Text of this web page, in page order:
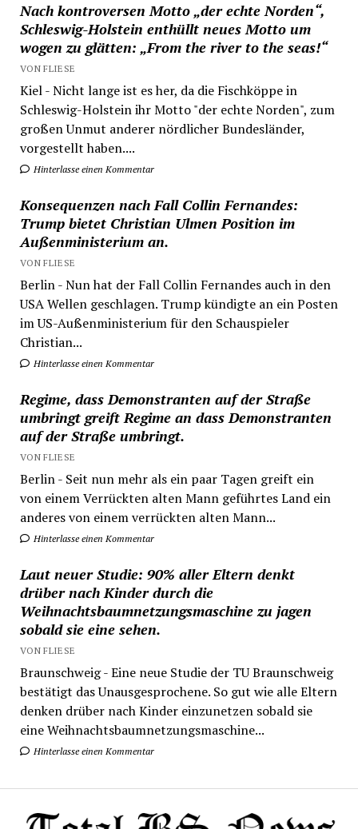
Nach kontroversen Motto „der echte Norden“,
Schleswig-Holstein enthüllt neues Motto um
wogen zu glätten: „From the river to the seas!“
VON FLIESE
Kiel - Nicht lange ist es her, da die Fischköppe in
Schleswig-Holstein ihr Motto "der echte Norden", zum
großen Unmut anderer nördlicher Bundesländer,
vorgestellt haben....
Hinterlasse einen Kommentar
Konsequenzen nach Fall Collin Fernandes:
Trump bietet Christian Ulmen Position im
Außenministerium an.
VON FLIESE
Berlin - Nun hat der Fall Collin Fernandes auch in den
USA Wellen geschlagen. Trump kündigte an ein Posten
im US-Außenministerium für den Schauspieler
Christian...
Hinterlasse einen Kommentar
Regime, dass Demonstranten auf der Straße
umbringt greift Regime an dass Demonstranten
auf der Straße umbringt.
VON FLIESE
Berlin - Seit nun mehr als ein paar Tagen greift ein
von einem Verrückten alten Mann geführtes Land ein
anderes von einem verrückten alten Mann...
Hinterlasse einen Kommentar
Laut neuer Studie: 90% aller Eltern denkt
drüber nach Kinder durch die
Weihnachtsbaumnetzungsmaschine zu jagen
sobald sie eine sehen.
VON FLIESE
Braunschweig - Eine neue Studie der TU Braunschweig
bestätigt das Unausgesprochene. So gut wie alle Eltern
denken drüber nach Kinder einzunetzen sobald sie
eine Weihnachtsbaumnetzungsmaschine...
Hinterlasse einen Kommentar